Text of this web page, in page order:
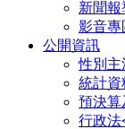
新聞報
影音專
公開資訊
性別主
統計資
預決算
行政法